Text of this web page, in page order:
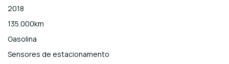
2018
135.000km
Gasolina
Sensores de estacionamento